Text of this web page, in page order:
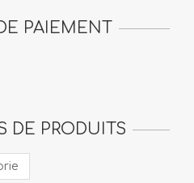
PAIEMENT
DE PRODUITS